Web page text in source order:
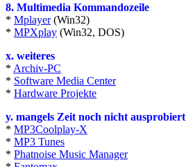
8. Multimedia Kommandozeile
* Mplayer(Win32)
* MPXplay (Win32, DOS)
x. weiteres
* Archiv-PC
* Software Media Center
* Hardware Projekte
y. mangels Zeit noch nicht ausprobiert
* MP3Coolplay-X
* MP3 Tunes
* Phatnoise Music Manager